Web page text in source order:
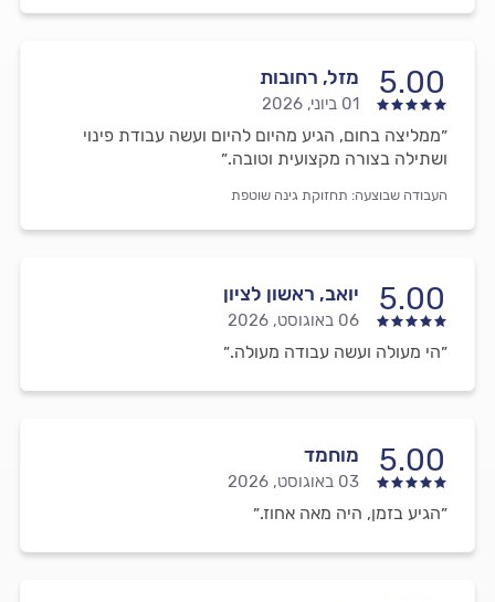
5.00 מזל, רחובות
01 ביוני, 2026
״ממליצה בחום, הגיע מהיום להיום ועשה עבודת פינוי
ושתילה בצורה מקצועית וטובה.״
העבודה שבוצעה: תחזוקת גינה שוטפת
5.00 יואב, ראשון לציון
06 באוגוסט, 2026
״הי מעולה ועשה עבודה מעולה.״
5.00 מוחמד
03 באוגוסט, 2026
״הגיע בזמן, היה מאה אחוז.״